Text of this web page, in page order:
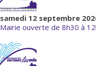
samedi 12 septembre
Mairie ouverte de 8h30 à